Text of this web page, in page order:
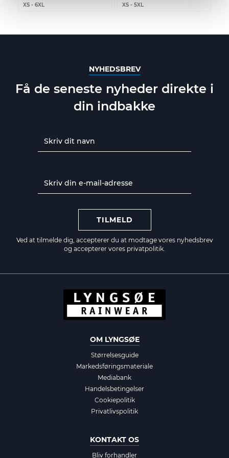
XS - 6XL XS - 5XL
NYHEDSBREV
Få de seneste nyheder direkte i
din indbakke
TILMELD
Ved at tilmelde dig, accepterer du at modtage vores nyhedsbrev
og accepterer vores privatpolitik.
OM LYNGSØE
Størrelsesguide
Markedsføringsmateriale
Mediabank
Handelsbetingelser
Cookiepolitik
Privatlivspolitik
KONTAKT OS
Bliv forhandler